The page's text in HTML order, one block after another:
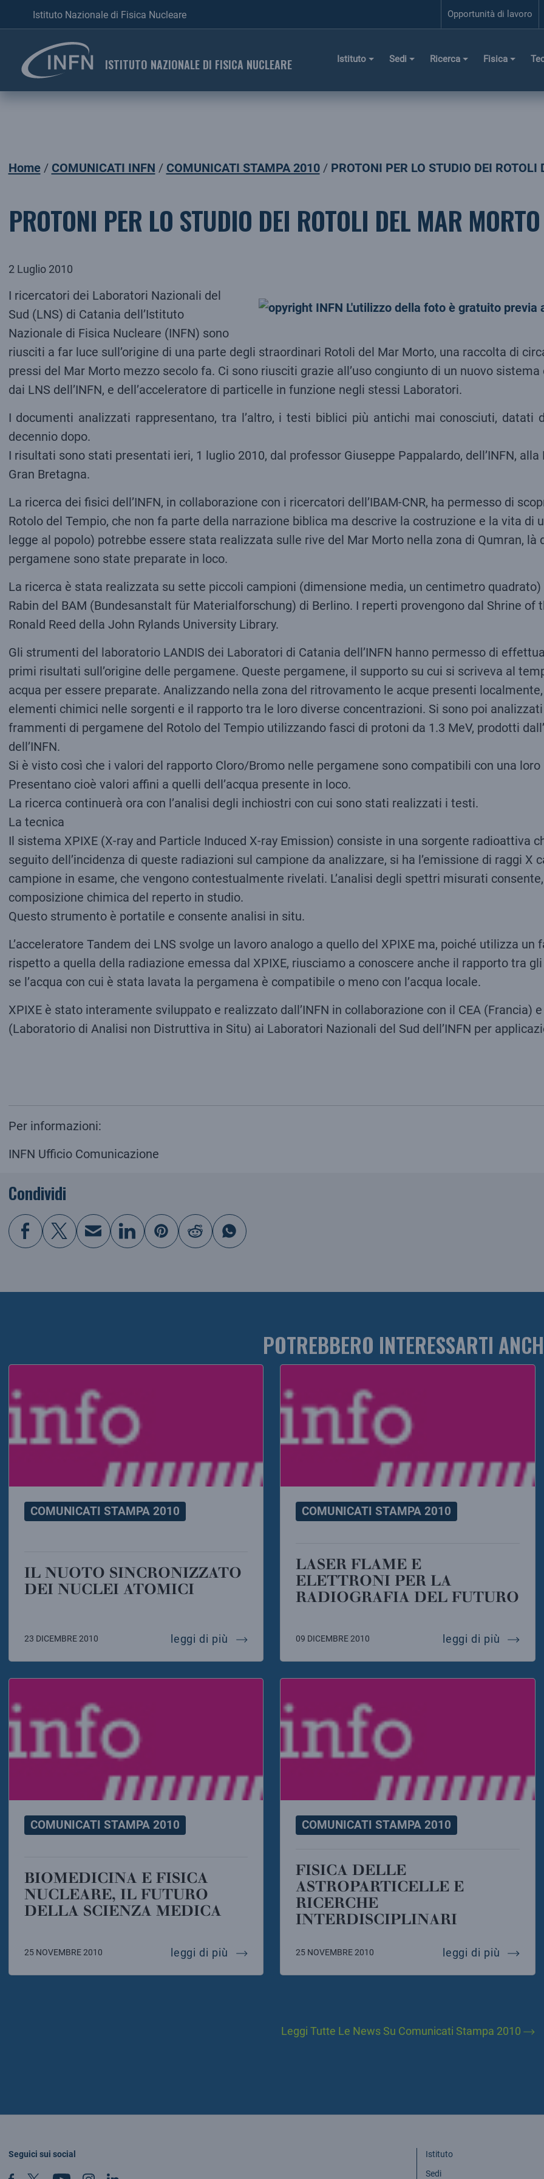
Istituto Nazionale di Fisica Nucleare Opportunità di lavoro
ISTITUTO NAZIONALE DI FISICA NUCLEARE Istituto Sedi Ricerca Fisica
Home COMUNICATI INFN COMUNICATI STAMPA 2010 PROTONI PER LO STUDIO DEI
PROTONI PER LO STUDIO DEI ROTOLI DEL MAR MORTO
2 Luglio 2010
I ricercatori dei Laboratori Nazionali del
Sud (LNS) di Catania dell’Istituto
Nazionale di Fisica Nucleare (INFN) sono
riusciti a far luce sull’origine di una parte degli straordinari Rotoli del Mar Morto, una raccolta di
pressi del Mar Morto mezzo secolo fa. Ci sono riusciti grazie all’uso congiunto di un nuovo
dai LNS dell’INFN, e dell’acceleratore di particelle in funzione negli stessi Laboratori.
I documenti analizzati rappresentano, tra l’altro, i testi biblici più antichi mai conosciuti,
decennio dopo.
I risultati sono stati presentati ieri, 1 luglio 2010, dal professor Giuseppe Pappalardo, dell’INFN,
Gran Bretagna.
La ricerca dei fisici dell’INFN, in collaborazione con i ricercatori dell’IBAM-CNR, ha permesso di
Rotolo del Tempio, che non fa parte della narrazione biblica ma descrive la costruzione e la vita
legge al popolo) potrebbe essere stata realizzata sulle rive del Mar Morto nella zona di Qumran,
pergamene sono state preparate in loco.
La ricerca è stata realizzata su sette piccoli campioni (dimensione media, un centimetro
Rabin del BAM (Bundesanstalt für Materialforschung) di Berlino. I reperti provengono dal Shrine
Ronald Reed della John Rylands University Library.
Gli strumenti del laboratorio LANDIS dei Laboratori di Catania dell’INFN hanno permesso di
primi risultati sull’origine delle pergamene. Queste pergamene, il supporto su cui si scriveva al
acqua per essere preparate. Analizzando nella zona del ritrovamento le acque presenti
elementi chimici nelle sorgenti e il rapporto tra le loro diverse concentrazioni. Si sono poi
frammenti di pergamene del Rotolo del Tempio utilizzando fasci di protoni da 1.3 MeV, prodotti
dell’INFN.
Si è visto così che i valori del rapporto Cloro/Bromo nelle pergamene sono compatibili con una
Presentano cioè valori affini a quelli dell’acqua presente in loco.
La ricerca continuerà ora con l’analisi degli inchiostri con cui sono stati realizzati i testi.
La tecnica
Il sistema XPIXE (X-ray and Particle Induced X-ray Emission) consiste in una sorgente radioattiva
seguito dell’incidenza di queste radiazioni sul campione da analizzare, si ha l’emissione di raggi
campione in esame, che vengono contestualmente rivelati. L’analisi degli spettri misurati
composizione chimica del reperto in studio.
Questo strumento è portatile e consente analisi in situ.
L’acceleratore Tandem dei LNS svolge un lavoro analogo a quello del XPIXE ma, poiché utilizza
rispetto a quella della radiazione emessa dal XPIXE, riusciamo a conoscere anche il rapporto tra
se l’acqua con cui è stata lavata la pergamena è compatibile o meno con l’acqua locale.
XPIXE è stato interamente sviluppato e realizzato dall’INFN in collaborazione con il CEA (Francia)
(Laboratorio di Analisi non Distruttiva in Situ) ai Laboratori Nazionali del Sud dell’INFN per
Per informazioni:
INFN Ufficio Comunicazione
Condividi
POTREBBERO INTERESSARTI
COMUNICATI STAMPA 2010
IL NUOTO SINCRONIZZATO
DEI NUCLEI ATOMICI
23 DICEMBRE 2010 leggi di più il nuoto sincronizzato dei nuclei atomici
COMUNICATI STAMPA 2010
LASER FLAME E
ELETTRONI PER LA
RADIOGRAFIA DEL FUTURO
09 DICEMBRE 2010 leggi di più laser
COMUNICATI STAMPA 2010
BIOMEDICINA E FISICA
NUCLEARE, IL FUTURO
DELLA SCIENZA MEDICA
25 NOVEMBRE 2010 leggi di più biomedicina e fisica nucleare, il futuro della scienza
COMUNICATI STAMPA 2010
FISICA DELLE
ASTROPARTICELLE E
RICERCHE
INTERDISCIPLINARI
25 NOVEMBRE 2010 leggi di più fisica
Leggi Tutte Le News Su Comunicati Stampa 2010
Seguici sui social
Istituto
Sedi